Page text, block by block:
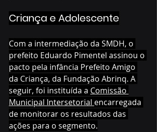
Criança e Adolescente
Com a intermediação da SMDH, o
prefeito Eduardo Pimentel assinou o
pacto pela infância Prefeito Amigo
da Criança, da Fundação Abrinq. A
seguir, foi instituída a Comissão
Municipal Intersetorial encarregada
de monitorar os resultados das
ações para o segmento.